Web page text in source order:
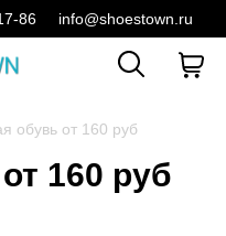
86 info@shoestown.ru
обувь от 160 руб
160 руб